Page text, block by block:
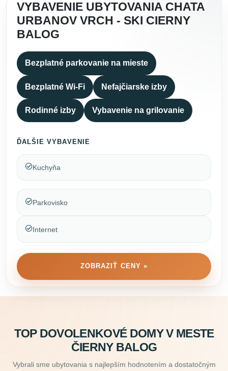
VYBAVENIE UBYTOVANIA CHATA
URBANOV VRCH - SKI CIERNY
BALOG
Bezplatné parkovanie na mieste
Bezplatné Wi-Fi Nefajčiarske izby
Rodinné izby Vybavenie na grilovanie
ĎALŠIE VYBAVENIE
Kuchyňa
Parkovisko
Internet
ZOBRAZIŤ CENY »
TOP DOVOLENKOVÉ DOMY V MESTE
ČIERNY BALOG
Vybrali sme ubytovania s najlepším hodnotením a dostatočným